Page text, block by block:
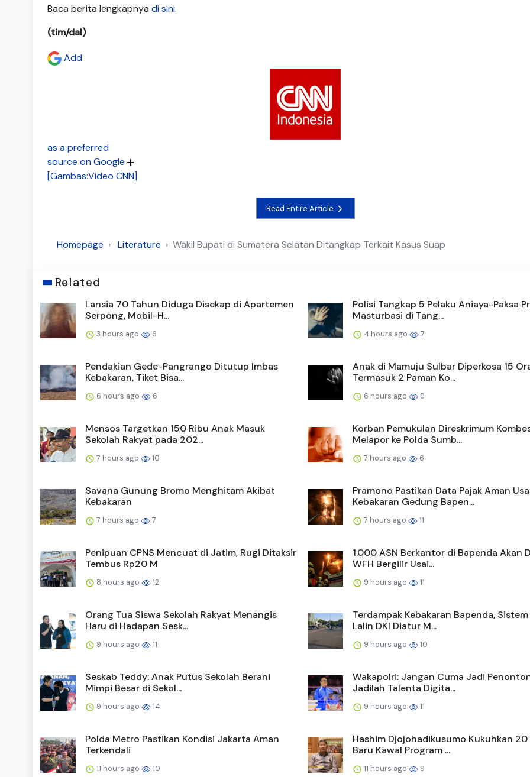
Baca berita lengkapnya di sini.
(tim/dal)
Add
as a preferred
source on Google
[Gambas:Video CNN]
Read Entire Article
Homepage Literature Wakil Bupati di Sumatera Selatan Ditangkap Terkait Kasus Suap
Related
Lansia 70 Tahun Diduga Disekap di Apartemen
Serpong, Mobil-H...
3 hours ago 6
Polisi Tangkap 5 Pelaku Aniaya-Paksa
Masturbasi di Tang...
4 hours ago 7
Pendakian Gede-Pangrango Ditutup Imbas
Kebakaran, Tiket Bisa...
6 hours ago 6
Anak di Mamuju Sulbar Diperkosa 15
Termasuk 2 Paman Ko...
6 hours ago 9
Mensos Targetkan 150 Ribu Anak Masuk
Sekolah Rakyat pada 202...
7 hours ago 10
Korban Pemukulan Direskrimum
Melapor ke Polda Sumb...
7 hours ago 6
Savana Gunung Bromo Menghitam Akibat
Kebakaran
7 hours ago 7
Pramono Pastikan Data Pajak Aman
Kebakaran Gedung Bapen...
7 hours ago 11
Penipuan CPNS Mencuat di Jatim, Rugi Ditaksir
Tembus Rp20 M
8 hours ago 12
1.000 ASN Berkantor di Bapenda Akan
WFH Bergilir Usai...
9 hours ago 11
Orang Tua Siswa Sekolah Rakyat Menangis
Haru di Hadapan Sesk...
9 hours ago 11
Terdampak Kebakaran Bapenda,
Lalin DKI Diatur M...
9 hours ago 10
Seskab Teddy: Anak Putus Sekolah Berani
Mimpi Besar di Sekol...
9 hours ago 14
Wakapolri: Jangan Cuma Jadi
Jadilah Talenta Digita...
9 hours ago 11
Polda Metro Pastikan Kondisi Jakarta Aman
Terkendali
11 hours ago 10
Hashim Djojohadikusumo Kukuhkan 20
Baru Kawal Program ...
11 hours ago 9